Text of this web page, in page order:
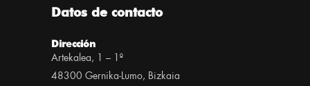
Datos de contacto
Dirección
Artekalea, 1 – 1º
48300 Gernika-Lumo, Bizkaia